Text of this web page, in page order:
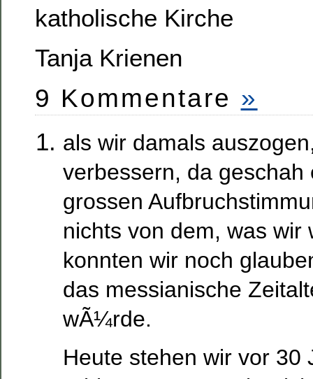
katholische Kirche
Tanja Krienen
9 Kommentare »
als wir damals
verbessern, da geschah
grossen
nichts von dem, was wir
konnten wir noch
das messianische
wÃ¼rde.
Heute stehen wir vor 30